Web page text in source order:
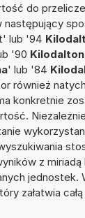
do
następujący
lub '94
'90
' lub '84
również
konkretnie
z
załatwia